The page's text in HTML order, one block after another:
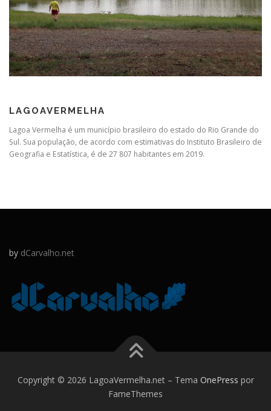
LAGOAVERMELHA
Lagoa Vermelha é um município brasileiro do estado do Rio Grande do
Sul. Sua população, de acordo com estimativas do Instituto Brasileiro de
Geografia e Estatística, é de 27 807 habitantes em 2019.
by dCarvalho.net
Copyright © 2026 LagoaVermelha.net – Tema OnePress por
FameThemes